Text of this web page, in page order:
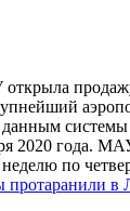
2020 года.
по
протаранили в